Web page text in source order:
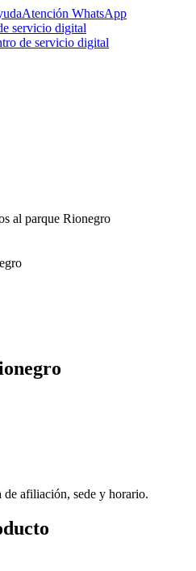
Atención WhatsApp
servicio digital
de servicio digital
al parque Rionegro
afiliación, sede y horario.